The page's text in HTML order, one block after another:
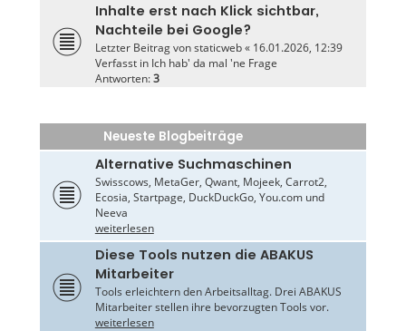
Inhalte erst nach Klick sichtbar,
Nachteile bei Google?
Letzter Beitrag vonstaticweb« 16.01.2026, 12:39
Verfasst in Ich hab' da mal 'ne Frage
Antworten:3
Neueste Blogbeiträge
Alternative Suchmaschinen
Swisscows, MetaGer, Qwant, Mojeek, Carrot2,
Ecosia, Startpage, DuckDuckGo, You.com und
Neeva
weiterlesen
Diese Tools nutzen die ABAKUS
Mitarbeiter
Tools erleichtern den Arbeitsalltag. Drei ABAKUS
Mitarbeiter stellen ihre bevorzugten Tools vor.
weiterlesen